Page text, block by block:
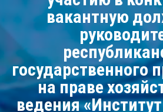
вакантную
государственного
на праве
ведения